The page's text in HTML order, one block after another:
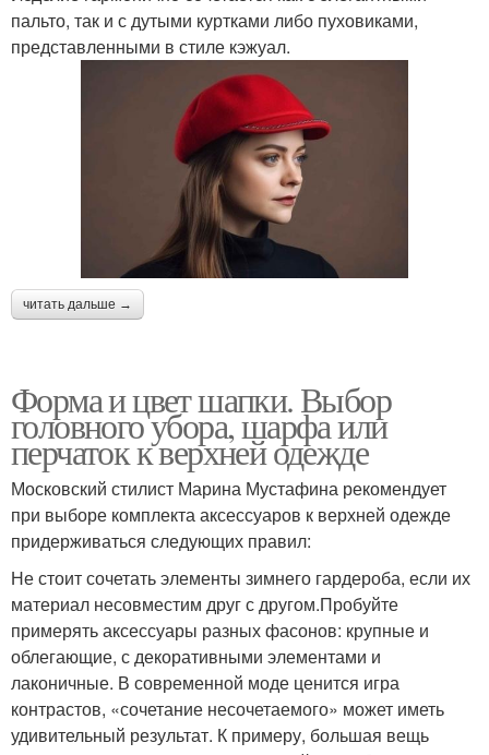
пальто, так и с дутыми куртками либо пуховиками,
представленными в стиле кэжуал.
читать дальше →
Форма и цвет шапки. Выбор
головного убора, шарфа или
перчаток к верхней одежде
Московский стилист Марина Мустафина рекомендует
при выборе комплекта аксессуаров к верхней одежде
придерживаться следующих правил:
Не стоит сочетать элементы зимнего гардероба, если их
материал несовместим друг с другом.Пробуйте
примерять аксессуары разных фасонов: крупные и
облегающие, с декоративными элементами и
лаконичные. В современной моде ценится игра
контрастов, «сочетание несочетаемого» может иметь
удивительный результат. К примеру, большая вещь